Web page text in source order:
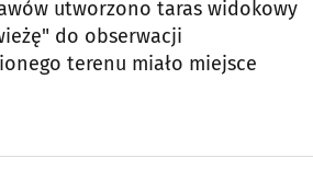
utworzono taras widokowy
do obserwacji
terenu miało miejsce